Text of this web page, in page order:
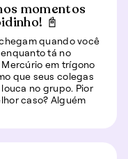
momentos
📓
quando você
tá no
em trígono
que seus colegas
no grupo. Pior
caso? Alguém